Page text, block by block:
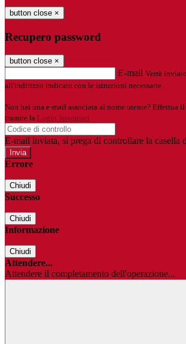
button close ×
Recupero password
button close ×
E-mail Verrà
all'indirizzo indicato con le istruzioni necessarie.
Non hai una e-mail associata al nome utente? Effettua
tramite la Login Spaggiari
E-mail inviata, si prega di controllare la casella
Errore
Chiudi
Successo
Chiudi
Informazione
Chiudi
Attendere...
Attendere il completamento dell'operazione...